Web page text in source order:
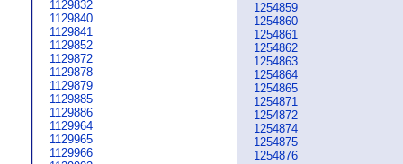
1129832
1129840
1129841
1129852
1129872
1129878
1129879
1129885
1129886
1129964
1129965
1129966
1254859
1254860
1254861
1254862
1254863
1254864
1254865
1254871
1254872
1254874
1254875
1254876